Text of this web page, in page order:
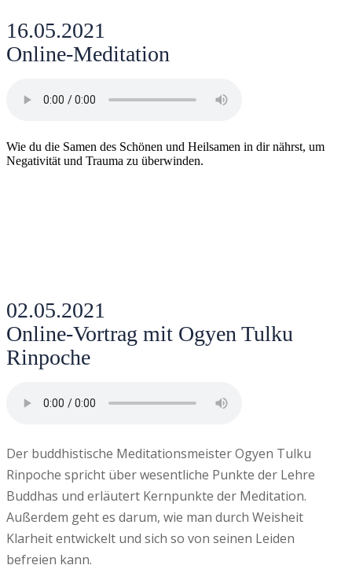
16.05.2021
Online-Meditation
Wie du die Samen des Schönen und Heilsamen in dir nährst, um
Negativität und Trauma zu überwinden.
02.05.2021
Online-Vortrag mit Ogyen Tulku
Rinpoche
Der buddhistische Meditationsmeister Ogyen Tulku
Rinpoche spricht über wesentliche Punkte der Lehre
Buddhas und erläutert Kernpunkte der Meditation.
Außerdem geht es darum, wie man durch Weisheit
Klarheit entwickelt und sich so von seinen Leiden
befreien kann.